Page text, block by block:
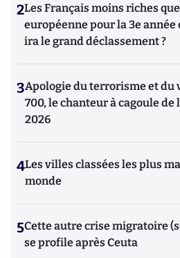
2Les Français moins riches
européenne pour la 3e
ira le grand déclassement ?
3Apologie du terrorisme et du
700, le chanteur à cagoule de
2026
4Les villes classées les plus
monde
5Cette autre crise migratoire
se profile après Ceuta